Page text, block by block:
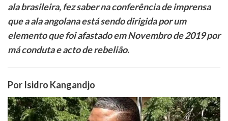
ala brasileira, fez saber na conferência de imprensa
que a ala angolana está sendo dirigida por um
elemento que foi afastado em Novembro de 2019 por
má conduta e acto de rebelião.
Por Isidro Kangandjo